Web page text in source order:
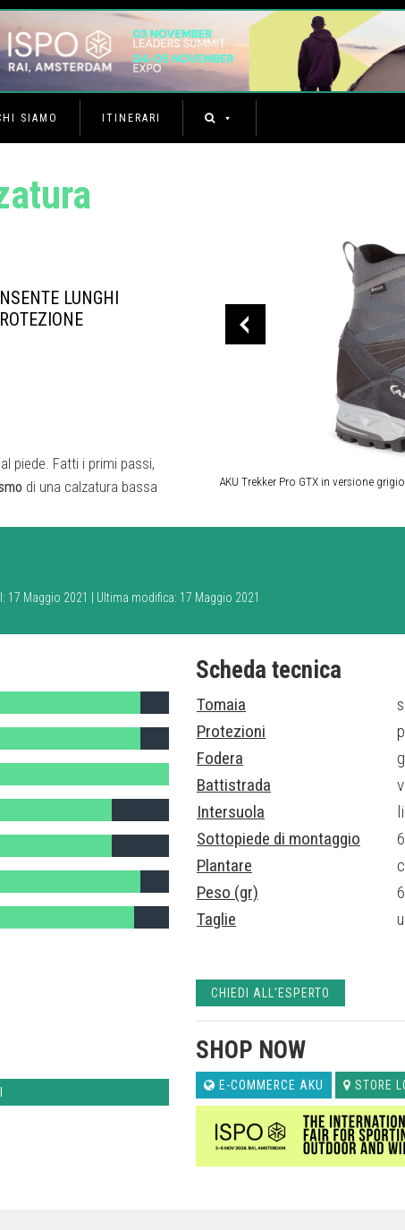
SIAMO ITINERARI
AKU Trekker Pro GTX in versione
LUNGHI
piede. Fatti i primi passi,
di una calzatura bassa
17 Maggio 2021 | Ultima modifica: 17 Maggio 2021
Scheda tecnica
Tomaia
Protezioni
Fodera
Battistrada
Intersuola
Sottopiede di montaggio
Plantare
Peso (gr)
Taglie
CHIEDI ALL'ESPERTO
SHOP NOW
E-COMMERCE AKU STORE